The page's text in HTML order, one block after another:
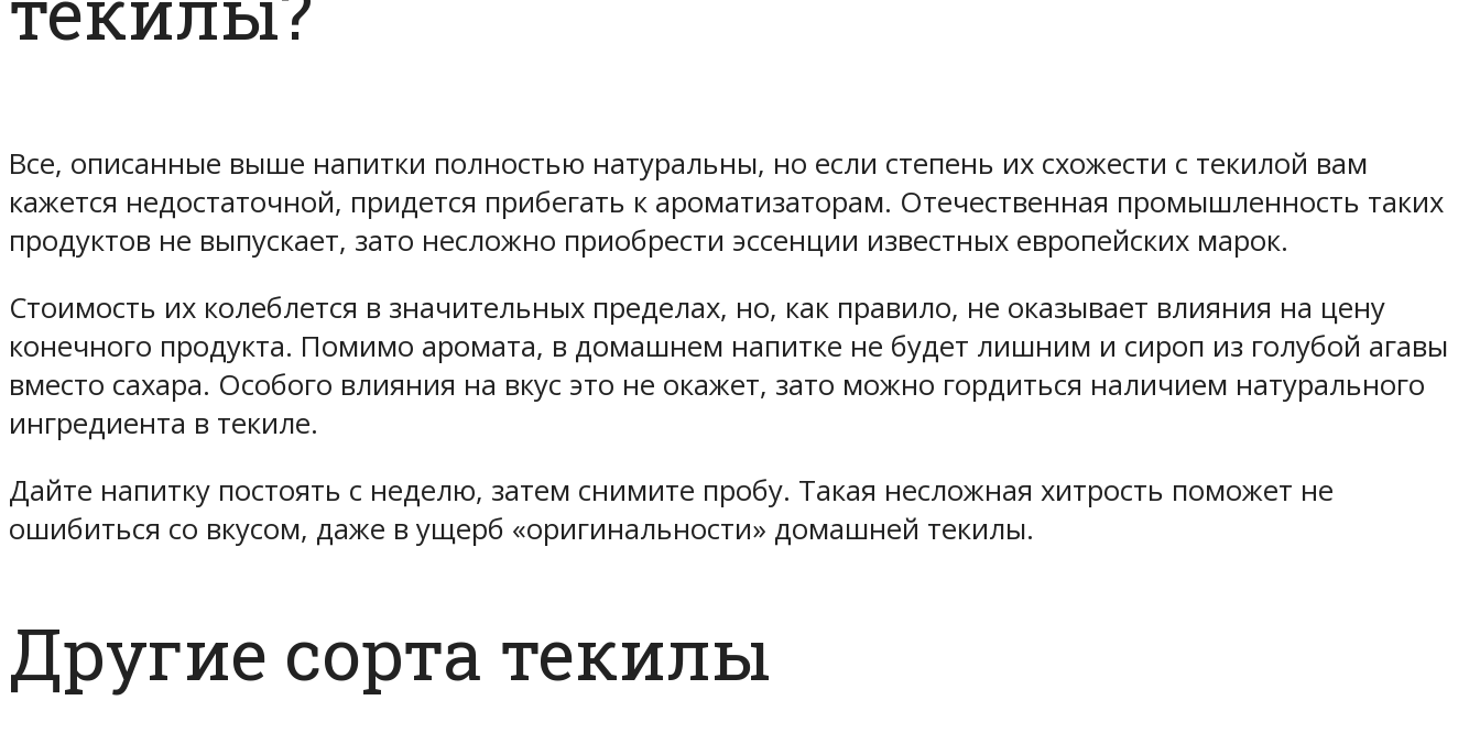
Все, описанные выше напитки полностью натуральны, но если степень их схожести с текилой вам
кажется недостаточной, придется прибегать к ароматизаторам. Отечественная промышленность таких
продуктов не выпускает, зато несложно приобрести эссенции известных европейских марок.
Стоимость их колеблется в значительных пределах, но, как правило, не оказывает влияния на цену
конечного продукта. Помимо аромата, в домашнем напитке не будет лишним и сироп из голубой агавы
вместо сахара. Особого влияния на вкус это не окажет, зато можно гордиться наличием натурального
ингредиента в текиле.
Дайте напитку постоять с неделю, затем снимите пробу. Такая несложная хитрость поможет не
ошибиться со вкусом, даже в ущерб «оригинальности» домашней текилы.
Другие сорта текилы